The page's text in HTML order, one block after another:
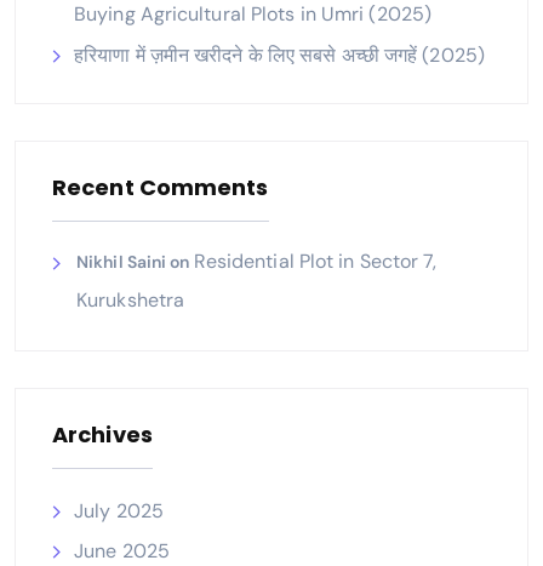
Buying Agricultural Plots in Umri (2025)
हरियाणा में ज़मीन खरीदने के लिए सबसे अच्छी जगहें (2025)
Recent Comments
Nikhil Saini on Residential Plot in Sector 7,
Kurukshetra
Archives
July 2025
June 2025